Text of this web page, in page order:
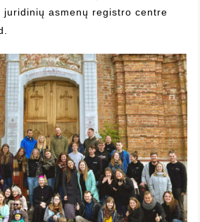
juridinių asmenų registro centre